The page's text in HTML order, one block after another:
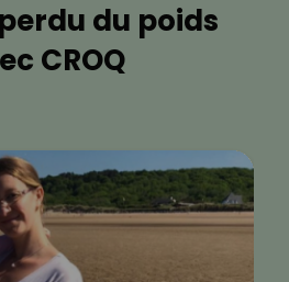
du poids
CROQ